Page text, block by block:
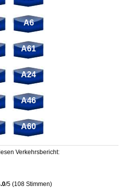
A6
A61
A24
A46
A60
Verkehrsbericht:
/5 (108 Stimmen)